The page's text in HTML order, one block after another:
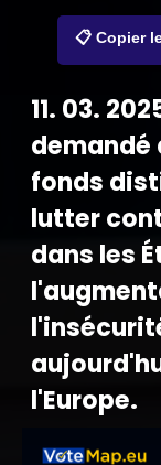
📋 Copier
11. 03.
demandé
fonds
lutter
dans les
l'Europe.